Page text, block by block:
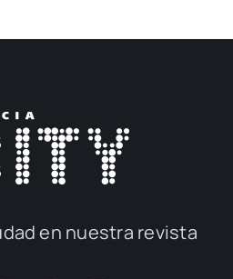
en nues­tra revis­ta